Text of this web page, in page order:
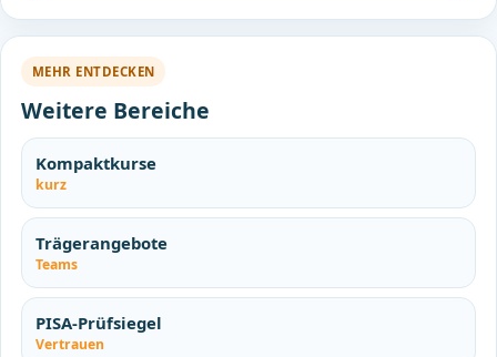
MEHR ENTDECKEN
Weitere Bereiche
Kompaktkurse
kurz
Trägerangebote
Teams
PISA-Prüfsiegel
Vertrauen